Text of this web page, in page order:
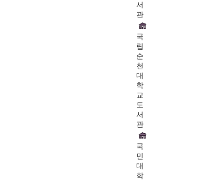
서
관
국
립
순
천
대
학
교
도
서
관
국
민
대
학